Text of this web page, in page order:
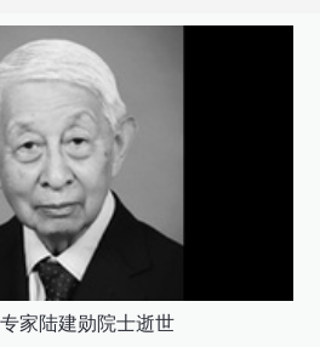
家陆建勋院士逝世